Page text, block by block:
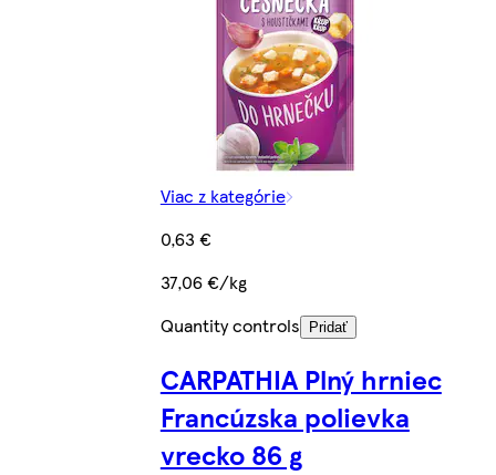
Viac z kategórie
0,63 €
37,06 €/kg
Quantity controls
Pridať
CARPATHIA Plný hrniec
Francúzska polievka
vrecko 86 g